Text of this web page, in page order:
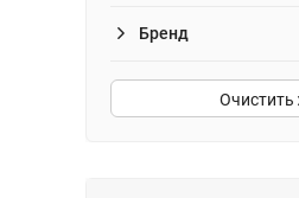
Бренд
Очистить